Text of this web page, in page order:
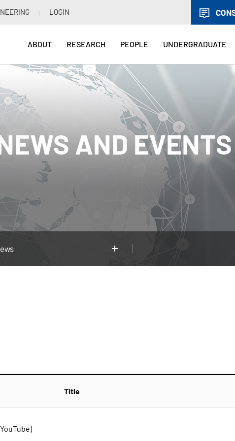
LOGIN
ABOUT RESEARCH PEOPLE UNDERGRADUATE
AND EVENTS
Title